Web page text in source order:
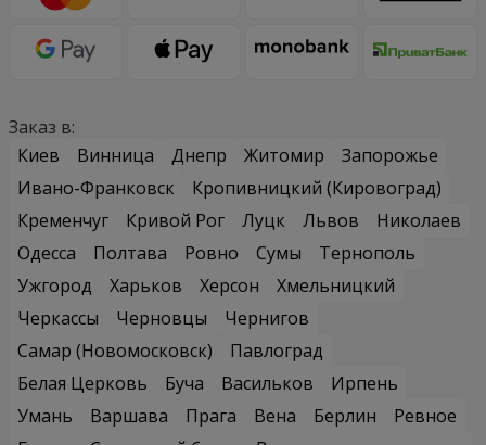
Заказ в:
Киев
Винница Днепр Житомир
Запорожье
Ивано-Франковск
Кропивницкий (Кировоград)
Кременчуг
Кривой Рог Луцк Львов
Николаев
Одесса
Полтава Ровно Сумы
Тернополь
Ужгород
Харьков Херсон
Хмельницкий
Черкассы
Черновцы
Чернигов
Самар (Новомосковск)
Павлоград
Белая Церковь
Буча Васильков
Ирпень
Умань
Варшава Прага Вена Берлин
Ревное